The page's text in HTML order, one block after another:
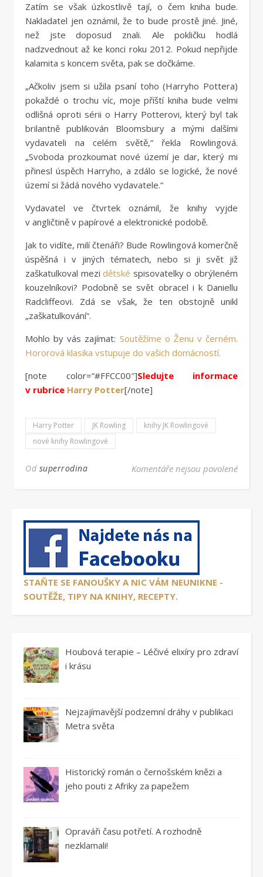
Zatím se však úzkostlivě tají, o čem kniha bude.
Nakladatel jen oznámil, že to bude prostě jiné. Jiné,
než jste doposud znali. Ale pokličku hodlá
nadzvednout až ke konci roku 2012. Pokud nepřijde
kalamita s koncem světa, pak se dočkáme.
„Ačkoliv jsem si užila psaní toho (Harryho Pottera)
pokaždé o trochu víc, moje příští kniha bude velmi
odlišná oproti sérii o Harry Potterovi, který byl tak
brilantně publikován Bloomsbury a mými dalšími
vydavateli na celém světě,“ řekla Rowlingová.
„Svoboda prozkoumat nové území je dar, který mi
přinesl úspěch Harryho, a zdálo se logické, že nové
území si žádá nového vydavatele.“
Vydavatel ve čtvrtek oznámil, že knihy vyjde
v angličtině v papírové a elektronické podobě.
Jak to vidíte, milí čtenáři? Bude Rowlingová komerčně
úspěšná i v jiných tématech, nebo si ji svět již
zaškatulkoval mezidětské spisovatelky o obrýleném
kouzelníkovi? Podobně se svět obracel i k Daniellu
Radcliffeovi. Zdá se však, že ten obstojně unikl
„zaškatulkování“.
Mohlo by vás zajímat: Soutěžíme o Ženu v černém.
Hororová klasika vstupuje do vašich domácností.
[note color=“#FFCC00″]Sledujte informace
v rubrice Harry Potter[/note]
Harry Potter JK Rowling
knihy JK Rowlingové
nové knihy Rowlingové
Od superrodina Komentáře nejsou povolenéu
STAŇTE SE FANOUŠKY A NIC VÁM NEUNIKNE -
SOUTĚŽE, TIPY NA KNIHY, RECEPTY.
Houbová terapie – Léčivé elixíry pro zdraví
i krásu
Nejzajímavější podzemní dráhy v publikaci
Metra světa
Historický román o černošském knězi a
jeho pouti z Afriky za papežem
Opraváři času potřetí. A rozhodně
nezklamali!